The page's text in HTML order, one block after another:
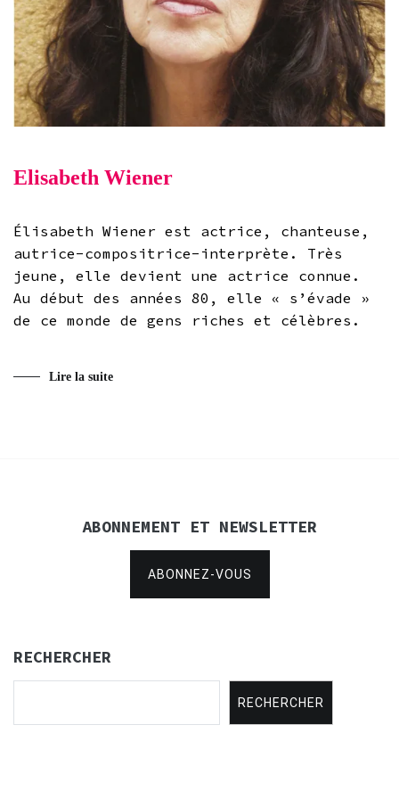
Elisabeth Wiener
Élisabeth Wiener est actrice, chanteuse,
autrice-compositrice-interprète. Très
jeune, elle devient une actrice connue.
Au début des années 80, elle « s’évade »
de ce monde de gens riches et célèbres.
Lire la suite
ABONNEMENT ET NEWSLETTER
ABONNEZ-VOUS
RECHERCHER
RECHERCHER